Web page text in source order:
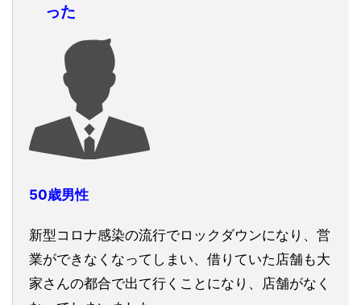
った
50歳男性
新型コロナ感染の流行でロックダウンになり、営
業ができなくなってしまい、借りていた店舗も大
家さんの都合で出て行くことになり、店舗がなく